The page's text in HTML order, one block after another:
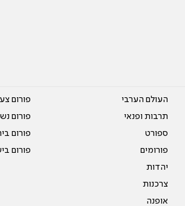
העולם הערבי
תרבות ופנאי
ספורט
פורומים
יהדות
צרכנות
אופנה
פורום
פורום
פורום
פורום